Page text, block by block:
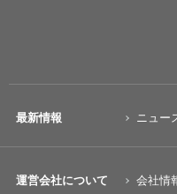
最新情報 ニュー
運営会社について 会社情